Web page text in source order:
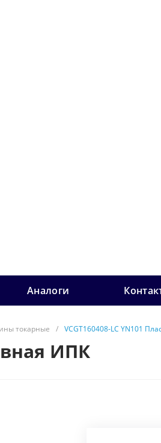
Аналоги
токарные / VCGT160408-LC YN101
ИПК